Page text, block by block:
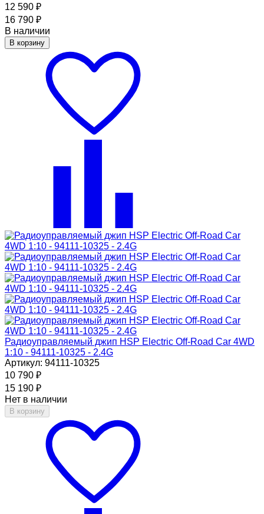
12 590 ₽
16 790 ₽
В наличии
В корзину
Радиоуправляемый джип HSP Electric Off-Road Car 4WD
1:10 - 94111-10325 - 2.4G
Артикул: 94111-10325
10 790 ₽
15 190 ₽
Нет в наличии
В корзину